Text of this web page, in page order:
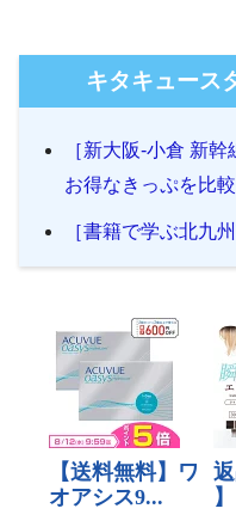
キタキュー
［新大阪-小倉 新
お得なきっぷを比較
［書籍で学ぶ北九